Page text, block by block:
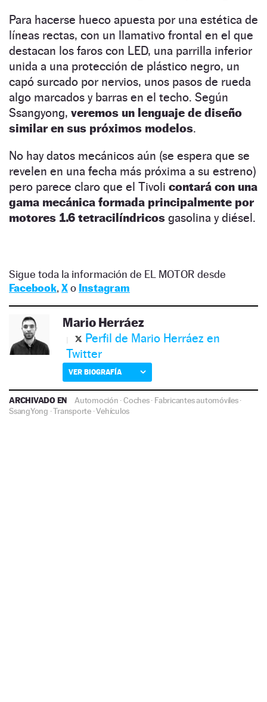
Para hacerse hueco apuesta por una estética de
líneas rectas, con un llamativo frontal en el que
destacan los faros con LED, una parrilla inferior
unida a una protección de plástico negro, un
capó surcado por nervios, unos pasos de rueda
algo marcados y barras en el techo. Según
Ssangyong, veremos un lenguaje de diseño
similar en sus próximos modelos.
No hay datos mecánicos aún (se espera que se
revelen en una fecha más próxima a su estreno)
pero parece claro que el Tivoli contará con una
gama mecánica formada principalmente por
motores 1.6 tetracilíndricos gasolina y diésel.
Sigue toda la información de EL MOTOR desde
Facebook, Xo Instagram
Mario Herráez
Perfil de Mario Herráez en
Twitter
VER BIOGRAFÍA
ARCHIVADO EN Automoción ·Coches· Fabricantes automóviles·
SsangYong ·Transporte·Vehículos